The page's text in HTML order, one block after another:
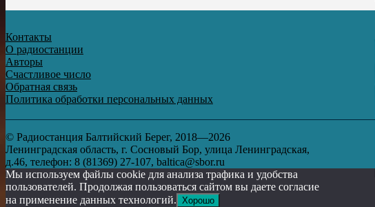
Контакты
О радиостанции
Авторы
Счастливое число
Обратная связь
Политика обработки персональных данных
© Радиостанция Балтийский Берег, 2018—2026
Ленинградская область, г. Сосновый Бор, улица Ленинградская,
д.46, телефон: 8 (81369) 27-107, baltica@sbor.ru
Мы используем файлы cookie для анализа трафика и удобства
пользователей. Продолжая пользоваться сайтом вы даете согласие
на применение данных технологий. Хорошо